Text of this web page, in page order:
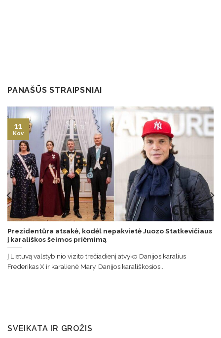
PANAŠŪS STRAIPSNIAI
Prezidentūra atsakė, kodėl nepakvietė Juozo Statkevičiaus
į karališkos šeimos priėmimą
Į Lietuvą valstybinio vizito trečiadienį atvyko Danijos karalius
Frederikas X ir karalienė Mary. Danijos karališkosios...
11
Kov
SVEIKATA IR GROŽIS